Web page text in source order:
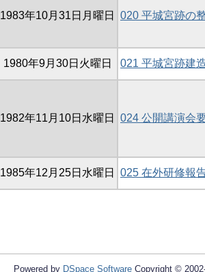
1983年10月31日月曜日 020 平城宮跡の
1980年9月30日火曜日 021 平城宮跡建
1982年11月10日水曜日 024 公開講演会
1985年12月25日水曜日 025 在外研修報
Powered by DSpace Software Copyright ©